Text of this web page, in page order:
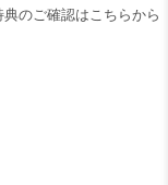
典のご確認はこちらから